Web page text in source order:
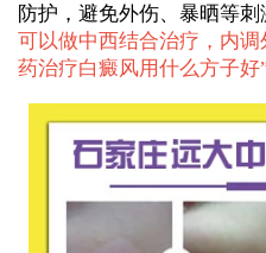
防护，避免外伤、暴晒等刺
可以做中西结合治疗，内
药治疗白癜风用什么方子好